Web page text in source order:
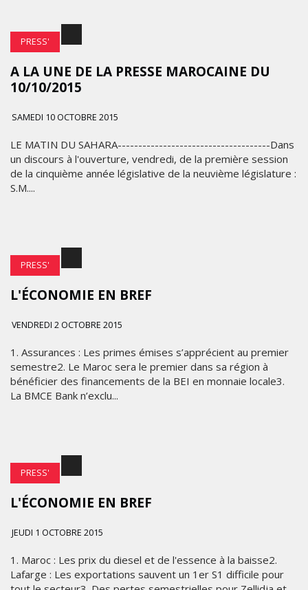
PRESS'
A LA UNE DE LA PRESSE MAROCAINE DU
10/10/2015
SAMEDI 10 OCTOBRE 2015
LE MATIN DU SAHARA-------------------------------------Dans
un discours à l'ouverture, vendredi, de la première session
de la cinquième année législative de la neuvième législature :
S.M....
PRESS'
L'ÉCONOMIE EN BREF
VENDREDI 2 OCTOBRE 2015
1. Assurances : Les primes émises s’apprécient au premier
semestre2. Le Maroc sera le premier dans sa région à
bénéficier des financements de la BEI en monnaie locale3.
La BMCE Bank n’exclu...
PRESS'
L'ÉCONOMIE EN BREF
JEUDI 1 OCTOBRE 2015
1. Maroc : Les prix du diesel et de l'essence à la baisse2.
Lafarge : Les exportations sauvent un 1er S1 difficile pour